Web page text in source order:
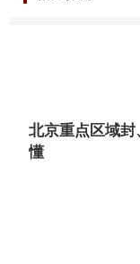
北京重点区域
懂